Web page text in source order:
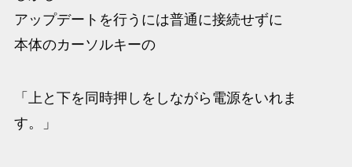
アップデートを行うには普通に接続せずに
本体のカーソルキーの
「上と下を同時押しをしながら電源をいれま
す。」